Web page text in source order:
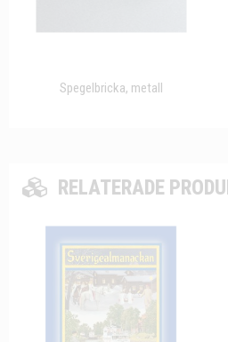
Spegelbricka, metall
RELATERADE